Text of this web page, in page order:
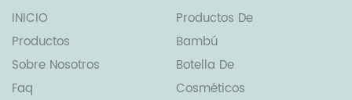
INICIO
Productos
Sobre Nosotros
Faq
Productos De
Bambú
Botella De
Cosméticos